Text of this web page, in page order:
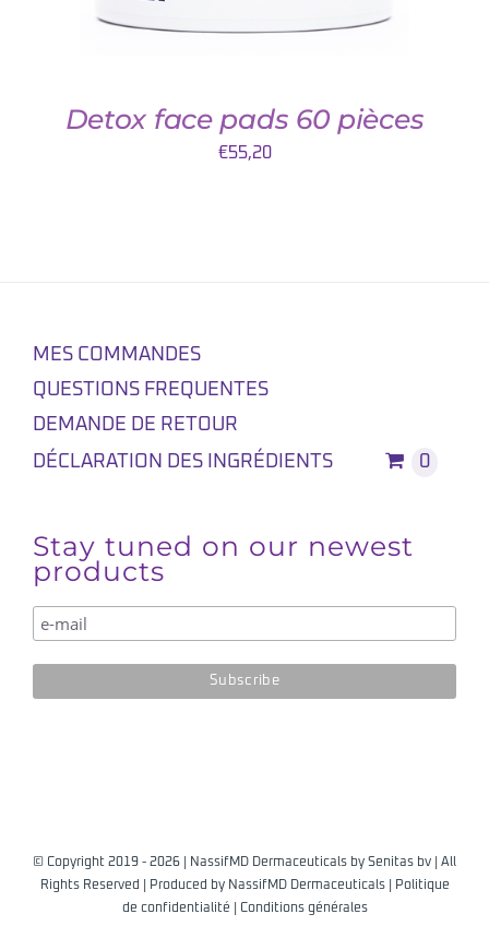
Detox face pads 60 pièces
€55,20
MES COMMANDES
QUESTIONS FREQUENTES
DEMANDE DE RETOUR
DÉCLARATION DES INGRÉDIENTS
0
Stay tuned on our newest
products
© Copyright 2019 - 2026 | NassifMD Dermaceuticals by Senitas bv | All
Rights Reserved | Produced by NassifMD Dermaceuticals|
Politique
de confidentialité
Conditions générales